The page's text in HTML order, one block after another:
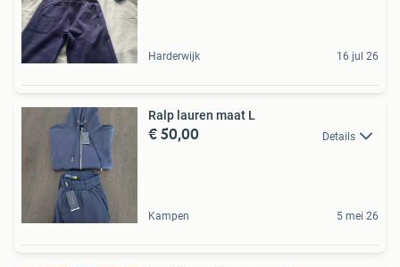
Harderwijk 16 jul 26
Ralp lauren maat L
€ 50,00 Details
Kampen 5 mei 26